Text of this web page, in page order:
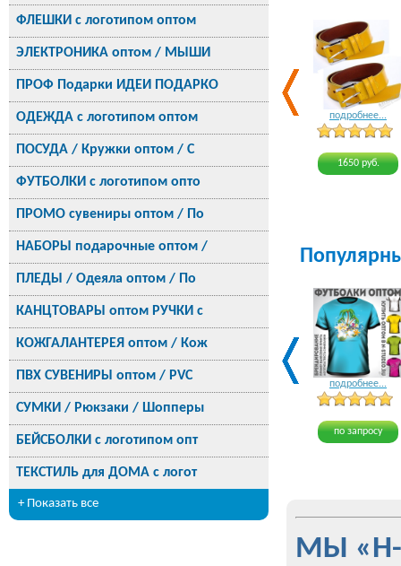
ФЛЕШКИ с логотипом оптом
ЭЛЕКТРОНИКА оптом / МЫШИ
ПРОФ Подарки ИДЕИ ПОДАРКО
ОДЕЖДА с логотипом оптом
ПОСУДА / Кружки оптом / С
ФУТБОЛКИ с логотипом опто
ПРОМО сувениры оптом / По
НАБОРЫ подарочные оптом /
ПЛЕДЫ / Одеяла оптом / По
КАНЦТОВАРЫ оптом РУЧКИ с
КОЖГАЛАНТЕРЕЯ оптом / Кож
ПВХ СУВЕНИРЫ оптом / PVC
СУМКИ / Рюкзаки / Шопперы
БЕЙСБОЛКИ с логотипом опт
ТЕКСТИЛЬ для ДОМА с логот
+ Показать все
подробнее...
1650 руб.
подробнее...
по запросу
МЫ